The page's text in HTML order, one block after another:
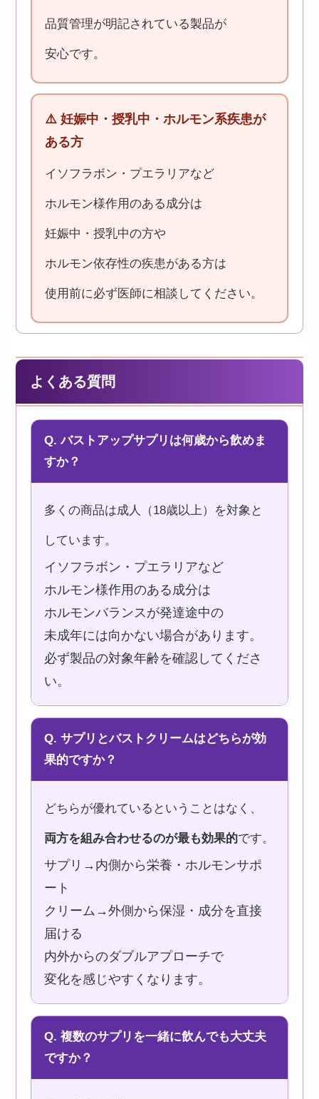
品質管理が明記されている製品が
安心です。
⚠️ 妊娠中・授乳中・ホルモン系疾患が
ある方
イソフラボン・プエラリアなど
ホルモン様作用のある成分は
妊娠中・授乳中の方や
ホルモン依存性の疾患がある方は
使用前に必ず医師に相談してください。
よくある質問
Q. バストアップサプリは何歳から飲めま
すか？
多くの商品は成人（18歳以上）を対象と
しています。
イソフラボン・プエラリアなど
ホルモン様作用のある成分は
ホルモンバランスが発達途中の
未成年には向かない場合があります。
必ず製品の対象年齢を確認してくださ
い。
Q. サプリとバストクリームはどちらが効
果的ですか？
どちらが優れているということはなく、
両方を組み合わせるのが最も効果的です。
サプリ→内側から栄養・ホルモンサポ
ート
クリーム→外側から保湿・成分を直接
届ける
内外からのダブルアプローチで
変化を感じやすくなります。
Q. 複数のサプリを一緒に飲んでも大丈夫
ですか？